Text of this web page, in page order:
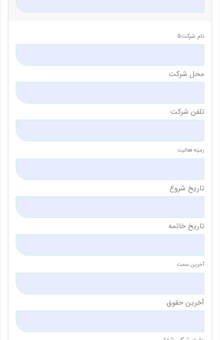
نام شرکت5
محل شرکت
تلفن شرکت
زمینه فعالیت
تاریخ شروع
تاریخ خاتمه
آخرین سمت
آخرین حقوق